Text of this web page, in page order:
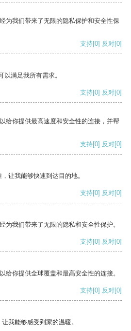
为我们带来了无限的隐私保护和安全性保
支持[0] 反对[0]
满足我所有需求。
支持[0] 反对[0]
给你提供最高速度和安全性的连接，并帮
支持[0] 反对[0]
让我能够快速到达目的地。
支持[0] 反对[0]
为我们带来了无限的隐私和安全性保护。
支持[0] 反对[0]
给你提供全球覆盖和最高安全性的连接。
支持[0] 反对[0]
我能够感受到家的温暖。